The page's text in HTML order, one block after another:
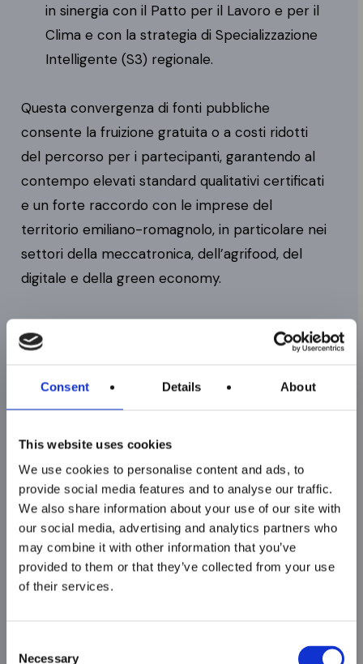
Consent Details About
This website uses cookies
We use cookies to personalise content and ads, to
provide social media features and to analyse our traffic.
We also share information about your use of our site with
our social media, advertising and analytics partners who
may combine it with other information that you’ve
provided to them or that they’ve collected from your use
of their services.
Necessary
in sinergia con il Patto per il Lavoro e per il
Clima e con la strategia di Specializzazione
Intelligente (S3) regionale.
Questa convergenza di fonti pubbliche
consente la fruizione gratuita o a costi ridotti
del percorso per i partecipanti, garantendo al
contempo elevati standard qualitativi certificati
e un forte raccordo con le imprese del
territorio emiliano-romagnolo, in particolare nei
settori della meccatronica, dell’agrifood, del
digitale e della green economy.
Obiettivi formativi
Tecnico superiore per la progettazione e la
produzione meccatronica avanzata CAD-
macchinari; a partire dal disegno meccanico,
definisce le specifiche di lavorazione dei pezzi e
i programmi delle lavorazioni CNC per
asportazione tramite CAM, oppure per
produzioni additive (stampa 3D). La figura
particolare con la programmazione e coi
Sono aperte le
iscrizioni ai corsi
ITS MAKER
Academy per il
biennio 2026–2028!
Chiusura iscrizioni: